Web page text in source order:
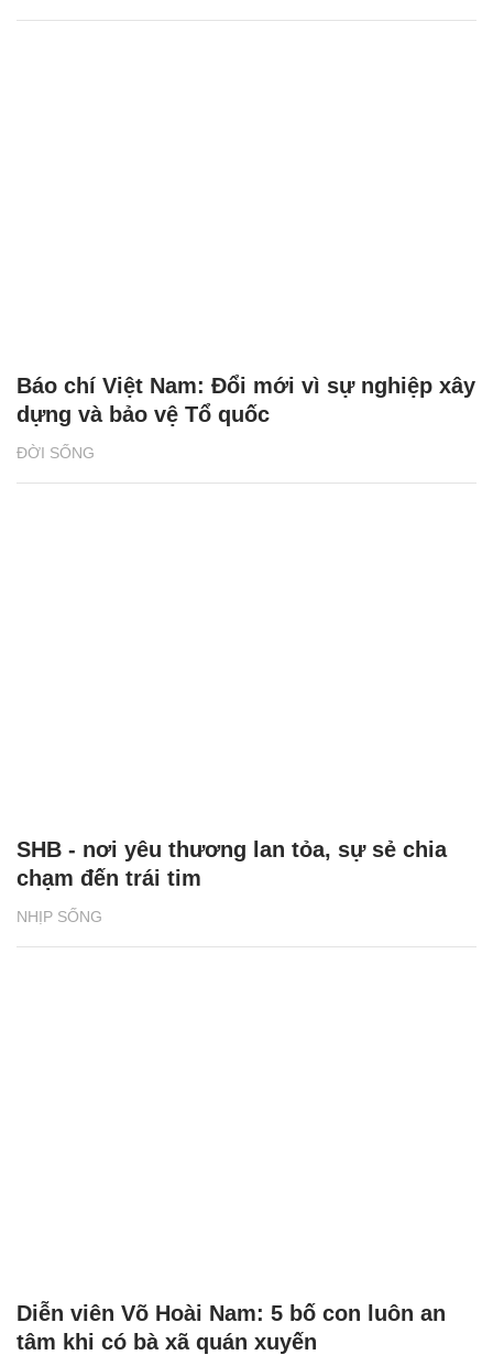
ĐỜI SỐNG
Báo chí Việt Nam: Đổi mới vì sự nghiệp xây
dựng và bảo vệ Tổ quốc
NHỊP SỐNG
SHB - nơi yêu thương lan tỏa, sự sẻ chia
chạm đến trái tim
Diễn viên Võ Hoài Nam: 5 bố con luôn an
tâm khi có bà xã quán xuyến